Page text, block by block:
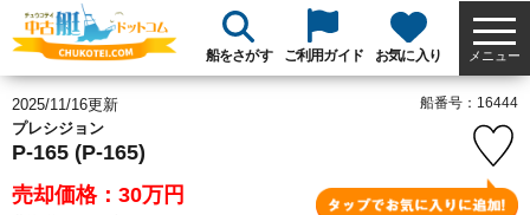
船をさがす ご利用ガイド お気に入り メニュー
2025/11/16更新
プレシジョン
P-165 (P-165)
売却価格：30万円
船番号：16444